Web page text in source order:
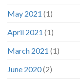
May 2021 (1)
April 2021 (1)
March 2021 (1)
June 2020(2)